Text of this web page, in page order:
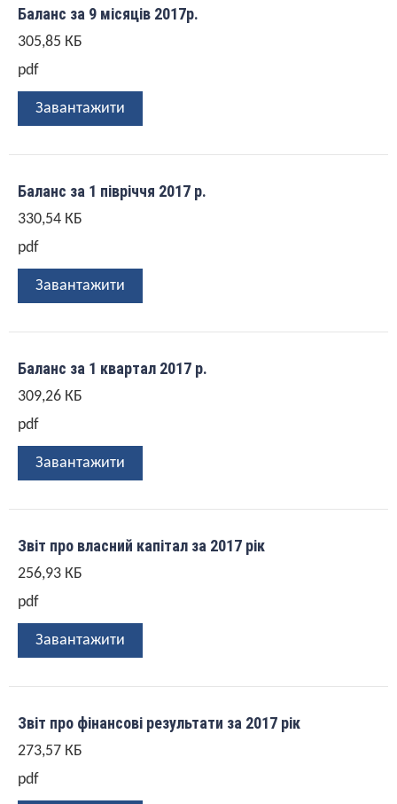
Баланс за 9 місяців 2017р.
305,85 КБ
pdf
Завантажити
Баланс за 1 півріччя 2017 р.
330,54 КБ
pdf
Завантажити
Баланс за 1 квартал 2017 р.
309,26 КБ
pdf
Завантажити
Звіт про власний капітал за 2017 рік
256,93 КБ
pdf
Завантажити
Звіт про фінансові результати за 2017 рік
273,57 КБ
pdf